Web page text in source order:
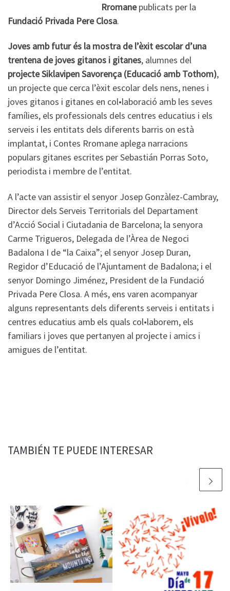
Rromanepublicats per la
Fundació Privada Pere Closa.
Joves amb futur és la mostra de l’èxit escolar d’una
trentena de joves gitanos i gitanes, alumnes del
projecte Siklavipen Savorença (Educació amb Tothom),
un projecte que cerca l’èxit escolar dels nens, nenes i
joves gitanos i gitanes en col•laboració amb les seves
famílies, els professionals dels centres educatius i els
serveis i les entitats dels diferents barris on està
implantat, i Contes Rromane aplega narracions
populars gitanes escrites per Sebastián Porras Soto,
periodista i membre de l’entitat.
A l’acte van assistir el senyor Josep Gonzàlez-Cambray,
Director dels Serveis Territorials del Departament
d’Acció Social i Ciutadania de Barcelona; la senyora
Carme Trigueros, Delegada de l’Àrea de Negoci
Badalona I de “la Caixa”; el senyor Josep Duran,
Regidor d’Educació de l’Ajuntament de Badalona; i el
senyor Domingo Jiménez, President de la Fundació
Privada Pere Closa. A més, ens varen acompanyar
alguns representants dels diferents serveis i entitats i
centres educatius amb els quals col•laborem, els
familiars i joves que pertanyen al projecte i amics i
amigues de l’entitat.
TAMBIÉN TE PUEDE INTERESAR